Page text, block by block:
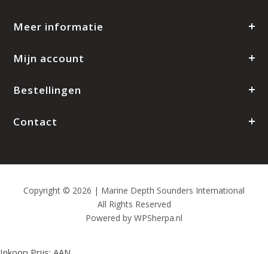
Meer informatie
Mijn account
Bestellingen
Contact
Copyright © 2026 | Marine Depth Sounders International
All Rights Reserved
Powered by WPSherpa.nl